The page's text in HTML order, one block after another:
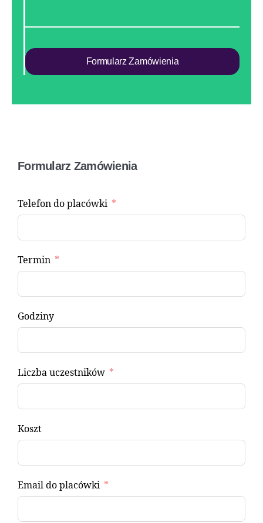
Formularz Zamówienia
Formularz Zamówienia
Telefon do placówki
Termin
Godziny
Liczba uczestników
Koszt
Email do placówki